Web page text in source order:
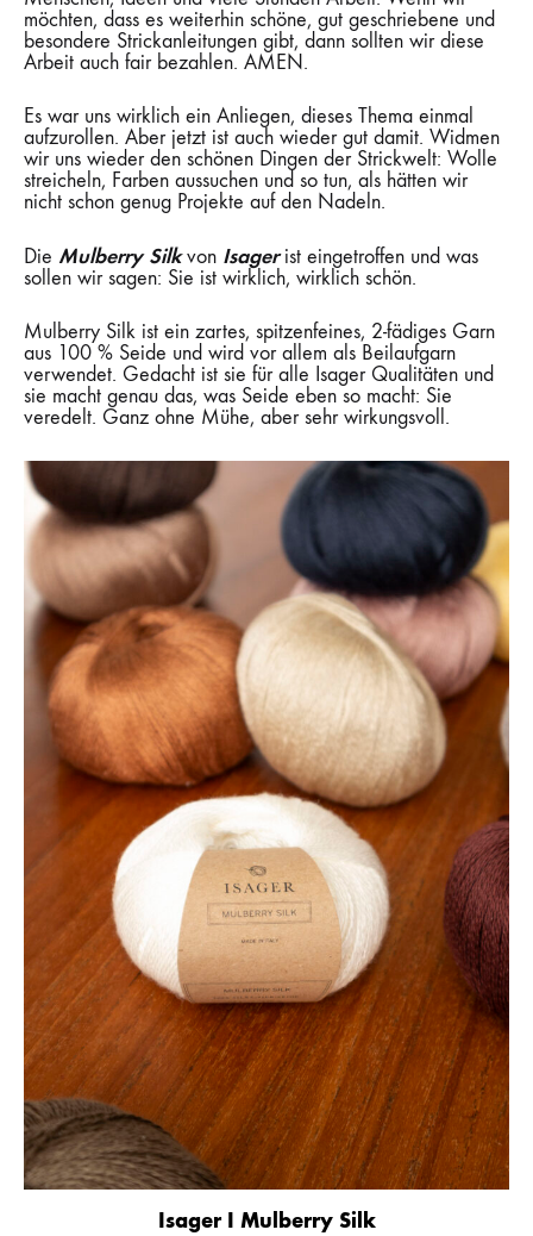
möchten, dass es weiterhin schöne, gut geschriebene und
besondere Strickanleitungen gibt, dann sollten wir diese
Arbeit auch fair bezahlen. AMEN.
Es war uns wirklich ein Anliegen, dieses Thema einmal
aufzurollen. Aber jetzt ist auch wieder gut damit. Widmen
wir uns wieder den schönen Dingen der Strickwelt: Wolle
streicheln, Farben aussuchen und so tun, als hätten wir
nicht schon genug Projekte auf den Nadeln.
Die Mulberry Silkvon Isagerist eingetroffen und was
sollen wir sagen: Sie ist wirklich, wirklich schön.
Mulberry Silk ist ein zartes, spitzenfeines, 2-fädiges Garn
aus 100 % Seide und wird vor allem als Beilaufgarn
verwendet. Gedacht ist sie für alle Isager Qualitäten und
sie macht genau das, was Seide eben so macht: Sie
veredelt. Ganz ohne Mühe, aber sehr wirkungsvoll.
Isager I Mulberry Silk